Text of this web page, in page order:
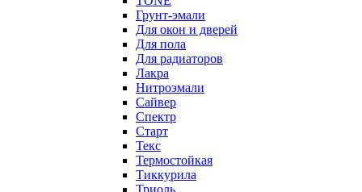
Грунт-эмали
Для окон и дверей
Для пола
Для радиаторов
Лакра
Нитроэмали
Сайвер
Спектр
Старт
Текс
Термостойкая
Тиккурила
Триоль